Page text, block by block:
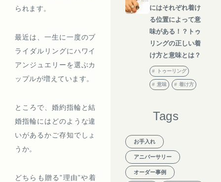
られます。
最近は、一生に一度のブ
ライダルリングにハワイ
アンジュエリーを選ぶカ
ップルが増えています。
ところで、婚約指輪と結
婚指輪にはどのような違
いがあるかご存知でしょ
うか。
どちらも贈る”理由”や着
にはそれぞれ着け
る位置によって意
味がある！？トゥ
リングの正しい着
け方と意味とは？
トゥーリング
意味 着け方
Tags
お手入れ
アニバーサリー
オーダー事例